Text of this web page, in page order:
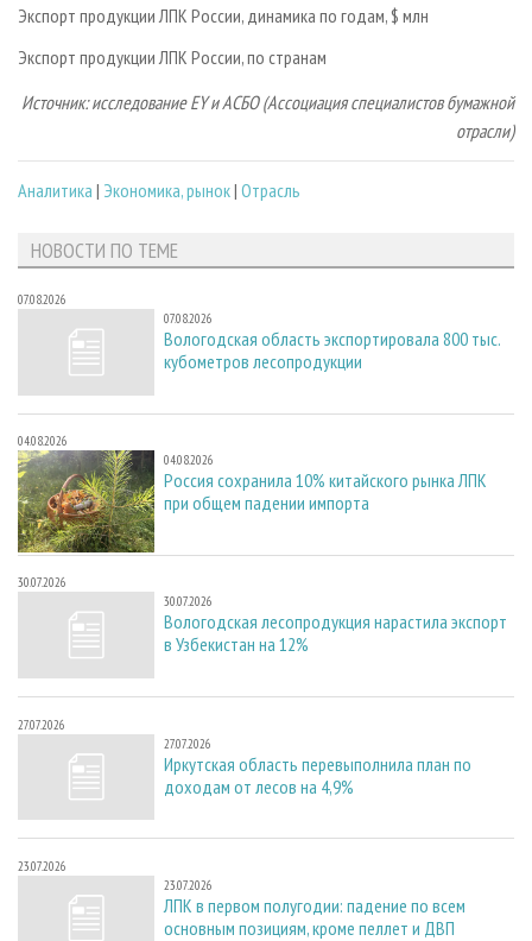
Экспорт продукции ЛПК России, динамика по годам, $ млн
Экспорт продукции ЛПК России, по странам
Источник: исследование EY и АСБО (Ассоциация специалистов бумажной
отрасли)
Аналитика | Экономика, рынок| Отрасль
НОВОСТИ ПО ТЕМЕ
07.08.2026
07.08.2026
Вологодская область экспортировала 800 тыс.
кубометров лесопродукции
04.08.2026
04.08.2026
Россия сохранила 10% китайского рынка ЛПК
при общем падении импорта
30.07.2026
30.07.2026
Вологодская лесопродукция нарастила экспорт
в Узбекистан на 12%
27.07.2026
27.07.2026
Иркутская область перевыполнила план по
доходам от лесов на 4,9%
23.07.2026
23.07.2026
ЛПК в первом полугодии: падение по всем
основным позициям, кроме пеллет и ДВП